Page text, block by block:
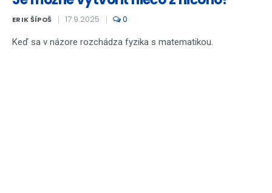
ERIK ŠÍPOŠ 17.9.2025 0
Keď sa v názore rozchádza fyzika s matematikou.